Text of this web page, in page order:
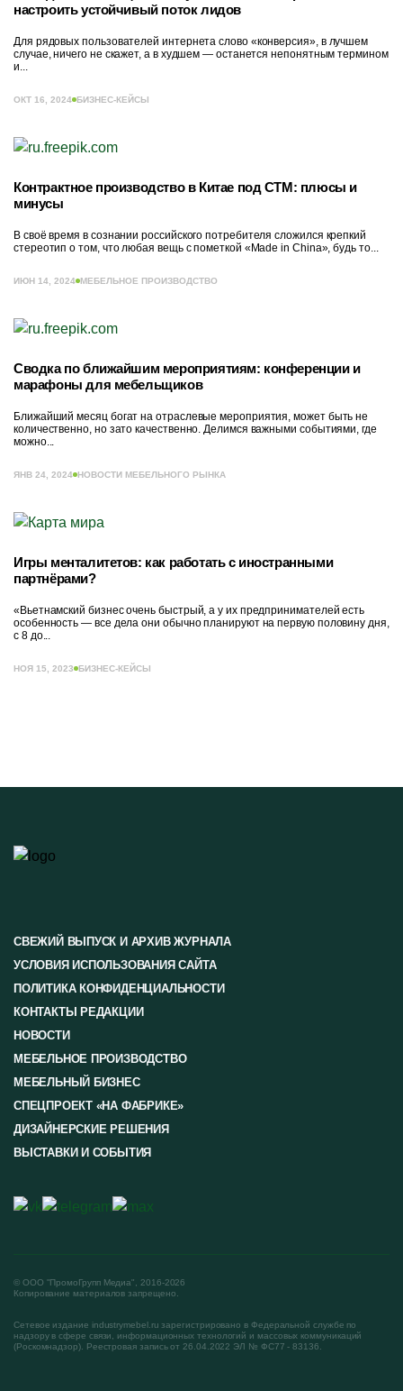
настроить устойчивый поток лидов
Для рядовых пользователей интернета слово «конверсия», в лучшем
случае, ничего не скажет, а в худшем — останется непонятным термином
и...
ОКТ 16, 2024 БИЗНЕС-КЕЙСЫ
Контрактное производство в Китае под СТМ: плюсы и
минусы
В своё время в сознании российского потребителя сложился крепкий
стереотип о том, что любая вещь с пометкой «Made in China», будь то...
ИЮН 14, 2024 МЕБЕЛЬНОЕ ПРОИЗВОДСТВО
Сводка по ближайшим мероприятиям: конференции и
марафоны для мебельщиков
Ближайший месяц богат на отраслевые мероприятия, может быть не
количественно, но зато качественно. Делимся важными событиями, где
можно...
ЯНВ 24, 2024 НОВОСТИ МЕБЕЛЬНОГО РЫНКА
Игры менталитетов: как работать с иностранными
партнёрами?
«Вьетнамский бизнес очень быстрый, а у их предпринимателей есть
особенность — все дела они обычно планируют на первую половину дня,
с 8 до...
НОЯ 15, 2023 БИЗНЕС-КЕЙСЫ
© ООО "ПромоГрупп Медиа", 2016-2026
Копирование материалов запрещено.
СВЕЖИЙ ВЫПУСК И АРХИВ ЖУРНАЛА
УСЛОВИЯ ИСПОЛЬЗОВАНИЯ САЙТА
ПОЛИТИКА КОНФИДЕНЦИАЛЬНОСТИ
КОНТАКТЫ РЕДАКЦИИ
НОВОСТИ
МЕБЕЛЬНОЕ ПРОИЗВОДСТВО
МЕБЕЛЬНЫЙ БИЗНЕС
СПЕЦПРОЕКТ «НА ФАБРИКЕ»
ДИЗАЙНЕРСКИЕ РЕШЕНИЯ
ВЫСТАВКИ И СОБЫТИЯ
Сетевое издание industrymebel.ru зарегистрировано в Федеральной службе по
надзору в сфере связи, информационных технологий и массовых коммуникаций
(Роскомнадзор). Реестровая запись от 26.04.2022 ЭЛ № ФС77 - 83136.